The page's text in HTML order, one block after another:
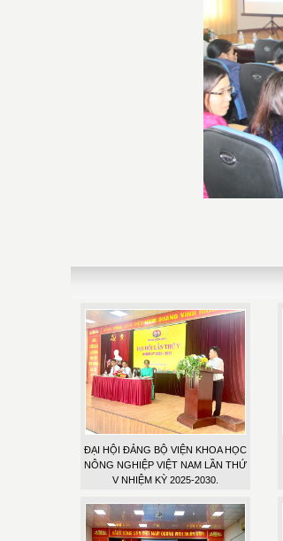
ĐẠI HỘI ĐẢNG BỘ VIỆN KHOA HỌC
NÔNG NGHIỆP VIỆT NAM LẦN THỨ
V NHIỆM KỲ 2025-2030.